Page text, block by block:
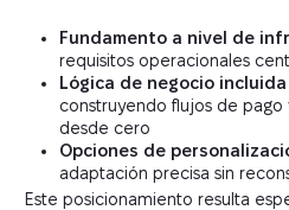
Fundamento a nivel de
requisitos operacionales
Lógica de negocio incluida
construyendo flujos de pago
desde cero
Opciones de
adaptación precisa sin
Este posicionamiento resulta